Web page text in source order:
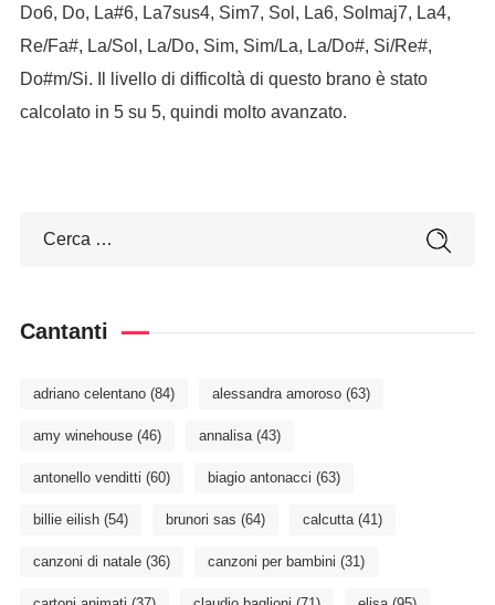
Do6, Do, La#6, La7sus4, Sim7, Sol, La6, Solmaj7, La4,
Re/Fa#, La/Sol, La/Do, Sim, Sim/La, La/Do#, Si/Re#,
Do#m/Si. Il livello di difficoltà di questo brano è stato
calcolato in 5 su 5, quindi molto avanzato.
Cantanti
adriano celentano(84) alessandra amoroso(63)
amy winehouse(46) annalisa(43)
antonello venditti (60) biagio antonacci (63)
billie eilish(54) brunori sas (64) calcutta(41)
canzoni di natale(36) canzoni per bambini (31)